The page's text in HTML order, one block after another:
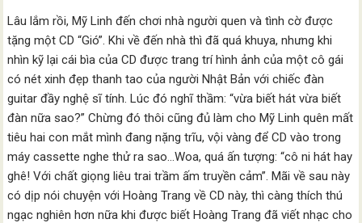
Lâu lắm rồi, Mỹ Linh đến chơi nhà người quen và tình cờ được
tặng một CD “Gió”. Khi về đến nhà thì đã quá khuya, nhưng khi
nhìn kỹ lại cái bìa của CD được trang trí hình ảnh của một cô gái
có nét xinh đẹp thanh tao của người Nhật Bản với chiếc đàn
guitar đầy nghệ sĩ tính. Lúc đó nghĩ thầm: “vừa biết hát vừa biết
đàn nữa sao?” Chừng đó thôi cũng đủ làm cho Mỹ Linh quên mất
tiêu hai con mắt mình đang nặng trĩu, vội vàng để CD vào trong
máy cassette nghe thử ra sao…Woa, quá ấn tượng: “cô ni hát hay
ghê! Với chất giọng liêu trai trầm ấm truyền cảm”. Mãi về sau này
có dịp nói chuyện với Hoàng Trang về CD này, thì càng thích thú
ngạc nghiên hơn nữa khi được biết Hoàng Trang đã viết nhạc cho